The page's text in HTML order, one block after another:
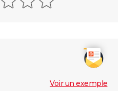
Voir un exemple